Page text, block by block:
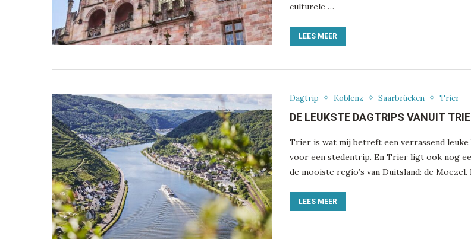
culturele …
LEES MEER
Dagtrip Koblenz Saarbrücken Trier
DE LEUKSTE DAGTRIPS VANUIT
Trier is wat mij betreft een verrassend leuke
voor een stedentrip. En Trier ligt ook nog
de mooiste regio’s van Duitsland: de
LEES MEER